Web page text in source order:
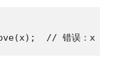
// 错误：x 不是